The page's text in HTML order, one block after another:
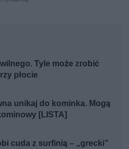
Tyle może zrobić
płocie
unikaj do kominka. Mogą
[LISTA]
cuda z surfinią – „grecki”